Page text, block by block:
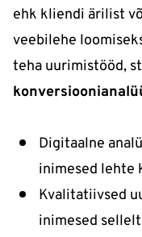
ehk kliendi ärilist
veebilehe
teha uurimistööd,
Digitaalne
inimesed lehte
Kvalitatiivsed
inimesed